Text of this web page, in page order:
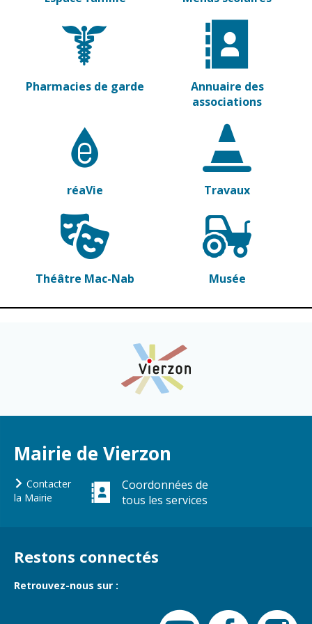
garde
Archives du
vendredi
Sports
Piscine Charles
Moreira
Équipements
sportifs
Associations
Annuaire des
associations
Démarches
associations
Environnement
Propreté et
Espaces verts
Réglementation
publique
Renouvellement
citoyenneté
municipal
d'enfants
Pharmacies de garde
Annuaire des
associations
réaVie Travaux
Théâtre Mac-Nab Musée
Mairie de Vierzon
Contacter
la Mairie
Coordonnées de
tous les services
Restons connectés
Retrouvez-nous sur :